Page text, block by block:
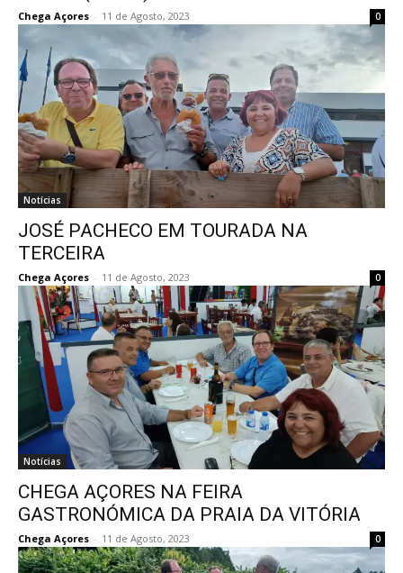
Chega Açores - 11 de Agosto, 2023 0
Notícias
JOSÉ PACHECO EM TOURADA NA
TERCEIRA
Chega Açores - 11 de Agosto, 2023 0
Notícias
CHEGA AÇORES NA FEIRA
GASTRONÓMICA DA PRAIA DA VITÓRIA
Chega Açores - 11 de Agosto, 2023 0